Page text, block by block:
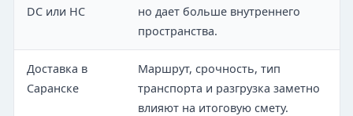
DC или HC
но дает больше внутреннего
пространства.
Доставка в
Саранске
Маршрут, срочность, тип
транспорта и разгрузка заметно
влияют на итоговую смету.